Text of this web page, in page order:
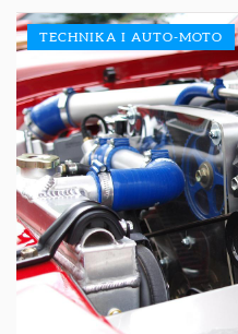
TECHNIKA I AUTO-MOTO